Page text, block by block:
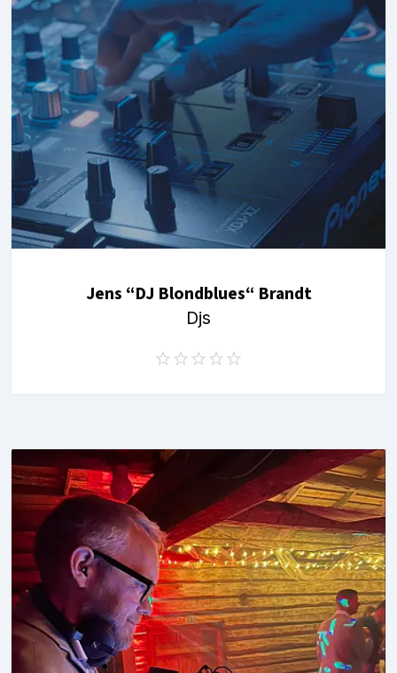
Jens “DJ Blondblues“ Brandt
Djs